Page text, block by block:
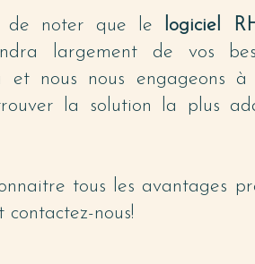
de noter que le logiciel
largement de vos
et nous nous engageons
la solution la plus
tous les avantages
contactez-nous!